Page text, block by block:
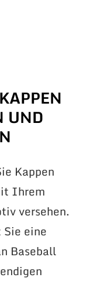
UND
Kappen
Ihrem
versehen.
eine
Baseball